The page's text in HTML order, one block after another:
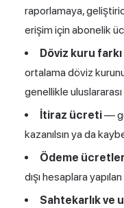
raporlamaya,
erişim için abonelik
Döviz kuru farkı
ortalama döviz
genellikle
İtiraz ücreti—
kazanılsın ya da
Ödeme
dışı hesaplara
Sahtekarlık ve